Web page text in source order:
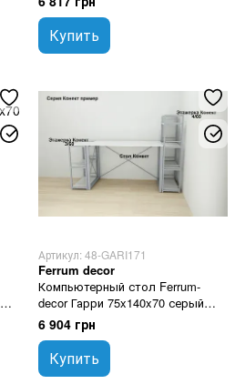
Купить
Артикул: 48-GARI171
Ferrum decor
Компьютерный стол Ferrum-
decor Гарри 75x140x70 серый
ДСП Белое 16мм
6 904 грн
Купить